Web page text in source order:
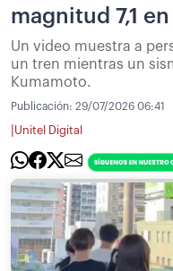
magnitud 7,1
Un video muestra a
un tren mientras un
Kumamoto.
Publicación: 29/07/2026 06:41
Unitel Digital